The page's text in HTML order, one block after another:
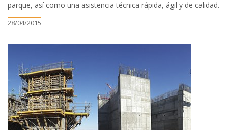
parque, así como una asistencia técnica rápida, ágil y de calidad.
28/04/2015